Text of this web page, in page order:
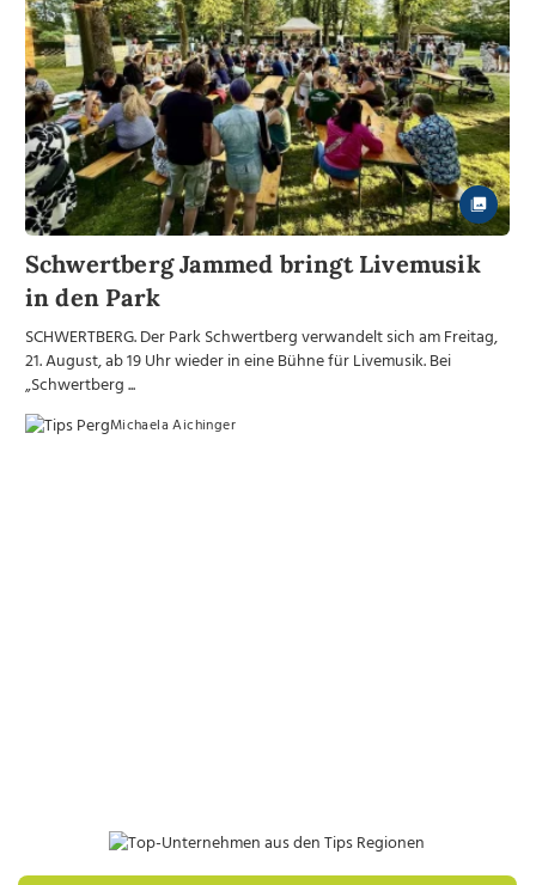
Schwertberg Jammed bringt Livemusik
in den Park
SCHWERTBERG. Der Park Schwertberg verwandelt sich am Freitag,
21. August, ab 19 Uhr wieder in eine Bühne für Livemusik. Bei
„Schwertberg ...
Michaela Aichinger